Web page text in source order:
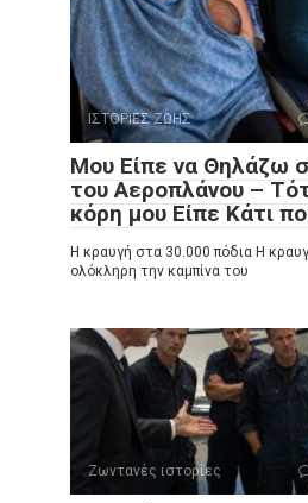
ΙΣΤΟΡΙΕΣ ΖΩΗΣ
Μου Είπε να Θηλάζω
του Αεροπλάνου –
κόρη μου Είπε Κάτι
Η κραυγή στα 30.000 πόδια Η
ολόκληρη την καμπίνα του
Ζωντανές ιστορίες